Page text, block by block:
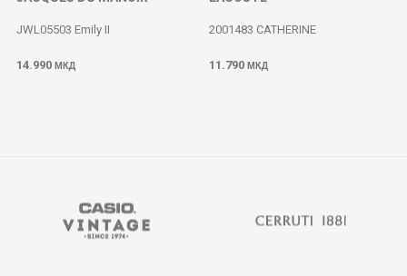
JWL05503 Emily II
14.990 МКД
2001483 CATHERINE
11.790 МКД